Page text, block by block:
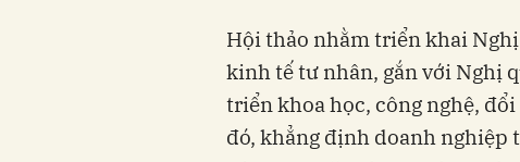
Hội thảo nhằm triển khai
kinh tế tư nhân, gắn với Nghị
triển khoa học, công nghệ,
đó, khẳng định doanh